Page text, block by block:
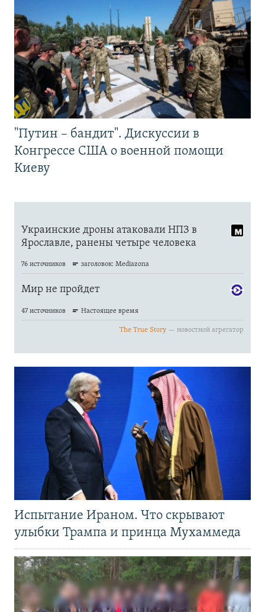
"Путин – бандит". Дискуссии в
Конгрессе США о военной помощи
Киеву
Испытание Ираном. Что скрывают
улыбки Трампа и принца Мухаммеда